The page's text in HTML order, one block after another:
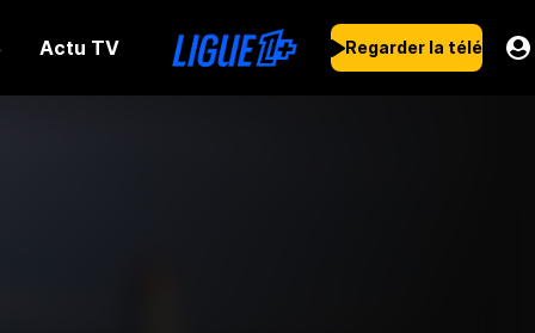
Actu TV Regarder la télé